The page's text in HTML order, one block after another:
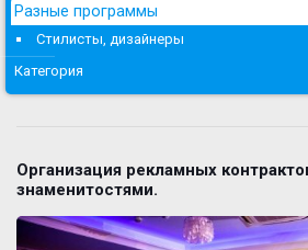
Разные программы
Стилисты, дизайнеры
Категория
Организация рекламных
знаменитостями.